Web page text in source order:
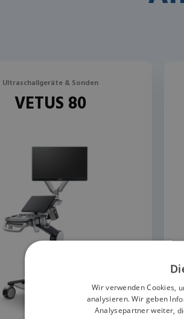
Ultraschallgeräte & Sonden
VETUS 80
Wir verwenden Cookies,
analysieren. Wir geben
Analysepartner weiter,